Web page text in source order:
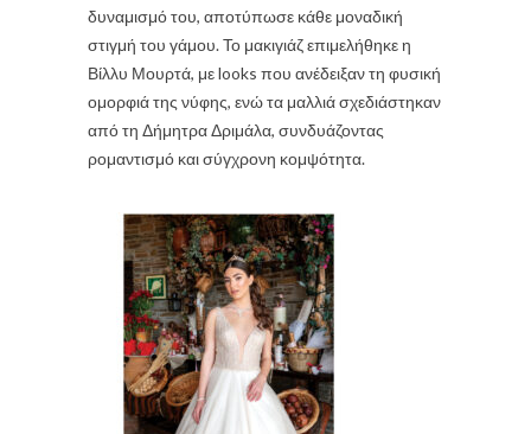
δυναμισμό του, αποτύπωσε κάθε μοναδική
στιγμή του γάμου. Το μακιγιάζ επιμελήθηκε η
Βίλλυ Μουρτά, με looks που ανέδειξαν τη φυσική
ομορφιά της νύφης, ενώ τα μαλλιά σχεδιάστηκαν
από τη Δήμητρα Δριμάλα, συνδυάζοντας
ρομαντισμό και σύγχρονη κομψότητα.